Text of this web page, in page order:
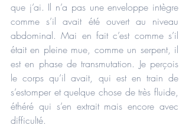
que j’ai. Il n’a pas une enveloppe intègre
comme s’il avait été ouvert au niveau
abdominal. Mai en fait c’est comme s’il
était en pleine mue, comme un serpent, il
est en phase de transmutation. Je perçois
le corps qu’il avait, qui est en train de
s’estomper et quelque chose de très fluide,
éthéré qui s’en extrait mais encore avec
difficulté.